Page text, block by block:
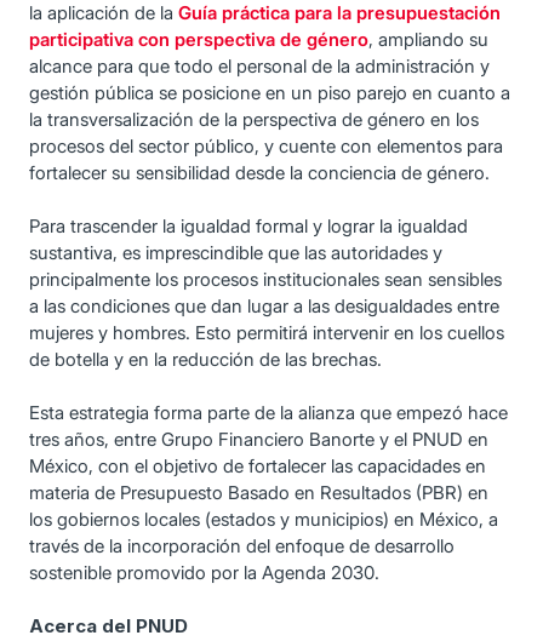
la aplicación de la Guía práctica para la presupuestación
participativa con perspectiva de género, ampliando su
alcance para que todo el personal de la administración y
gestión pública se posicione en un piso parejo en cuanto a
la transversalización de la perspectiva de género en los
procesos del sector público, y cuente con elementos para
fortalecer su sensibilidad desde la conciencia de género.
Para trascender la igualdad formal y lograr la igualdad
sustantiva, es imprescindible que las autoridades y
principalmente los procesos institucionales sean sensibles
a las condiciones que dan lugar a las desigualdades entre
mujeres y hombres. Esto permitirá intervenir en los cuellos
de botella y en la reducción de las brechas.
Esta estrategia forma parte de la alianza que empezó hace
tres años, entre Grupo Financiero Banorte y el PNUD en
México, con el objetivo de fortalecer las capacidades en
materia de Presupuesto Basado en Resultados (PBR) en
los gobiernos locales (estados y municipios) en México, a
través de la incorporación del enfoque de desarrollo
sostenible promovido por la Agenda 2030.
Acerca del PNUD